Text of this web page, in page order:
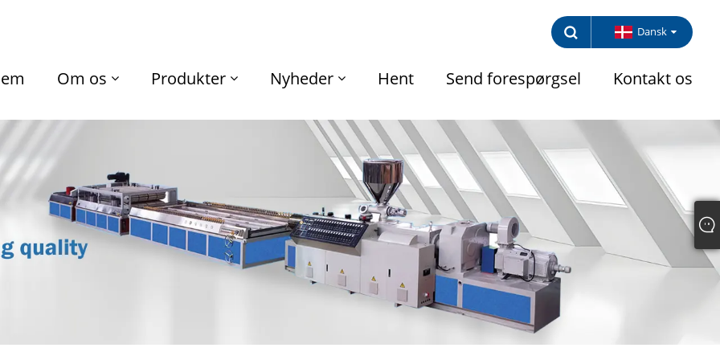
Dansk
Om os Produkter Nyheder Hent Send forespørgsel Kontakt os